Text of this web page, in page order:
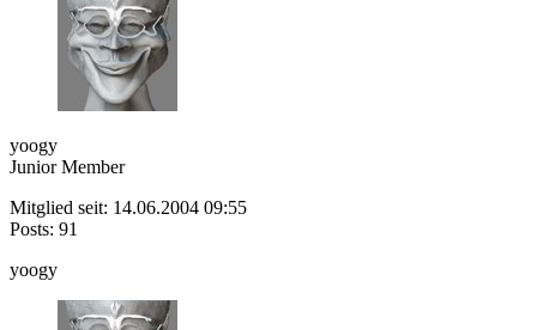
yoogy
Junior Member
Mitglied seit: 14.06.2004 09:55
Posts: 91
yoogy